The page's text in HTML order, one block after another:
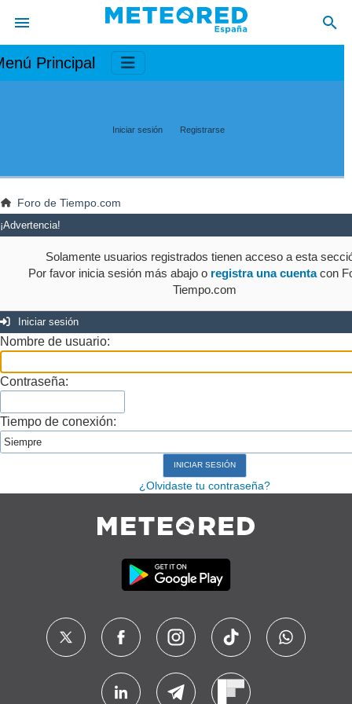
Principal
Iniciar sesión Registrarse
Foro de Tiempo.com
¡Advertencia!
Solamente usuarios registrados tienen acceso a esta
Por favor inicia sesión más abajo o registra una cuentacon
Tiempo.com
Iniciar sesión
Nombre de usuario:
Contraseña:
Tiempo de conexión:
¿Olvidaste tu contraseña?